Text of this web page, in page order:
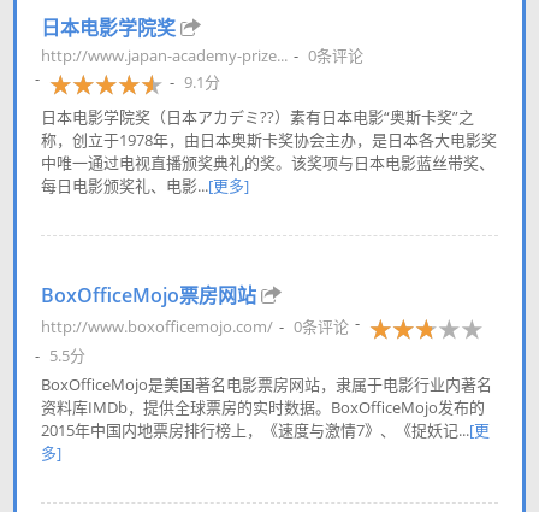
日本电影学院奖
http://www.japan-academy-prize...
0条评论
9.1分
日本电影学院奖（日本アカデミ??）素有日本电影“奥斯卡奖”之
称，创立于1978年，由日本奥斯卡奖协会主办，是日本各大电影奖
中唯一通过电视直播颁奖典礼的奖。该奖项与日本电影蓝丝带奖、
每日电影颁奖礼、电影...[更多]
BoxOfficeMojo票房网站
http://www.boxofficemojo.com/
0条评论
5.5分
BoxOfficeMojo是美国著名电影票房网站，隶属于电影行业内著名
资料库IMDb，提供全球票房的实时数据。BoxOfficeMojo发布的
2015年中国内地票房排行榜上，《速度与激情7》、《捉妖记...[更
多]